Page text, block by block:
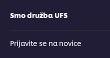
Smo družba UFS
Prijavite se na novice